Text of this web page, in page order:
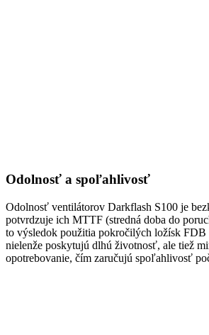
Odolnosť a spoľahlivosť
Odolnosť ventilátorov Darkflash S100 je
potvrdzuje ich MTTF (stredná doba do
to výsledok použitia pokročilých ložísk
nielenže poskytujú dlhú životnosť, ale tiež
opotrebovanie, čím zaručujú spoľahlivosť